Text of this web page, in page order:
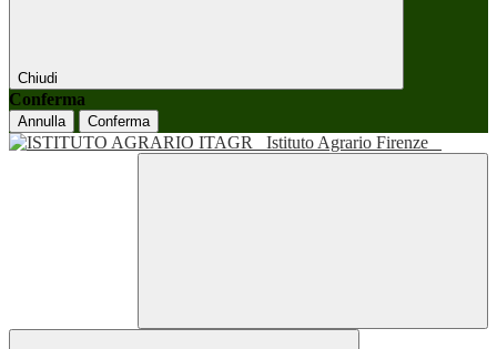
Chiudi
Conferma
Annulla Conferma
Istituto Agrario Firenze